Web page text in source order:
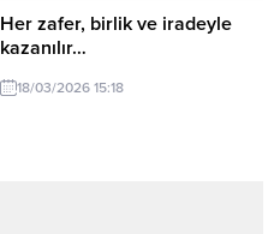
ifadelerine yer verdi.
Her zafer, birlik ve iradeyle
kazanılır…
18/03/2026 15:18